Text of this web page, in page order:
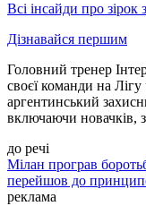
Всі інсайди про зірок
Дізнавайся першим
Головний тренер
своєї команди на
аргентинський
включаючи новачків,
до речі
Мілан програв
перейшов до
реклама